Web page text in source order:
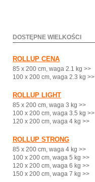
DOSTĘPNE WIELKOŚCI
ROLLUP CENA
85 x 200 cm, waga 2.1 kg >>
100 x 200 cm, waga 2.3 kg >>
ROLLUP LIGHT
85 x 200 cm, waga 3 kg >>
100 x 200 cm, waga 3.5 kg >>
120 x 200 cm, waga 4 kg >>
ROLLUP STRONG
85 x 200 cm, waga 4 kg >>
100 x 200 cm, waga 5 kg >>
120 x 200 cm, waga 6 kg >>
150 x 200 cm, waga 7 kg >>